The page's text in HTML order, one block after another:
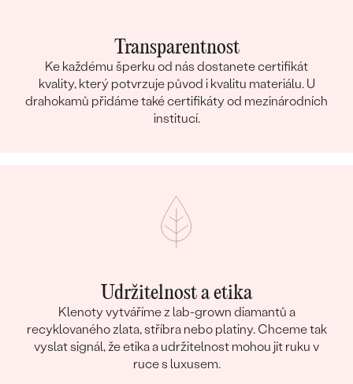
Transparentnost
Ke každému šperku od nás dostanete certifikát
kvality, který potvrzuje původ i kvalitu materiálu. U
drahokamů přidáme také certifikáty od mezinárodních
institucí.
Udržitelnost a etika
Klenoty vytváříme z lab-grown diamantů a
recyklovaného zlata, stříbra nebo platiny. Chceme tak
vyslat signál, že etika a udržitelnost mohou jít ruku v
ruce s luxusem.